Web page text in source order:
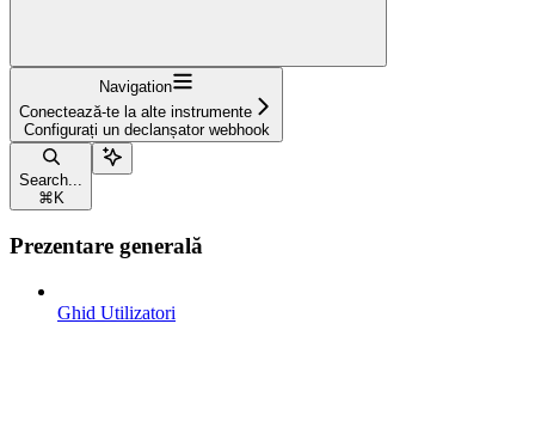
Navigation
Conectează-te la alte instrumente
Configurați un declanșator webhook
Search...
⌘ K
Prezentare generală
Ghid Utilizatori